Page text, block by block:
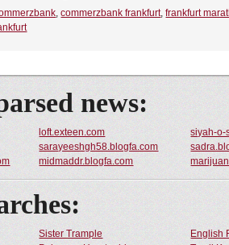
,commerzbank frankfurt,frankfurt
news:
loft.exteen.com
siyah-o-
sarayeeshgh58.blogfa.com
midmaddr.blogfa.com
Sister Trample
English